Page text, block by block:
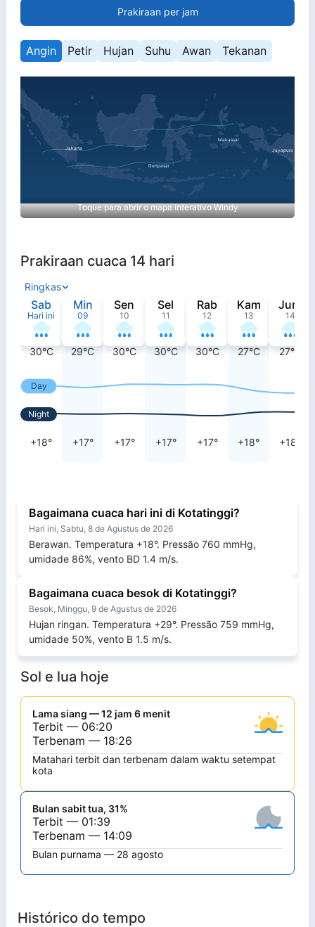
Prakiraan per jam
Angin Petir Hujan Suhu Awan Tekanan
Toque para abrir o mapa interativo Windy
Prakiraan cuaca 14 hari
Ringkas
Sab
Hari ini
30°C
+18°
Min
09
29°C
+17°
Sen
10
30°C
+17°
Sel
11
30°C
+17°
Rab
12
30°C
+17°
Kam
13
27°C
+18°
Jum
14
27°C
+18°
Day
Night
Bagaimana cuaca hari ini di Kotatinggi?
Hari ini, Sabtu, 8 de Agustus de 2026
Berawan. Temperatura +18°. Pressão 760 mmHg,
umidade 86%, vento BD 1.4 m/s.
Bagaimana cuaca besok di Kotatinggi?
Besok, Minggu, 9 de Agustus de 2026
Hujan ringan. Temperatura +29°. Pressão 759 mmHg,
umidade 50%, vento B 1.5 m/s.
Sol e lua hoje
Lama siang — 12 jam 6 menit
Terbit — 06:20
Terbenam — 18:26
Matahari terbit dan terbenam dalam waktu setempat
kota
Bulan sabit tua, 31%
Terbit — 01:39
Terbenam — 14:09
Bulan purnama — 28 agosto
Histórico do tempo